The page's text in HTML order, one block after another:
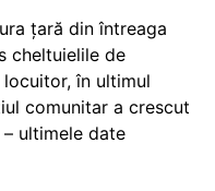
țară din întreaga
cheltuielile de
în ultimul
comunitar a crescut
ultimele date